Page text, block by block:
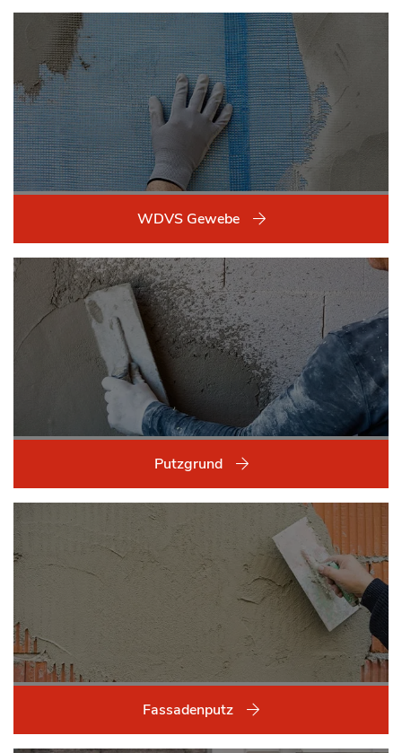
WDVS Gewebe
Putzgrund
Fassadenputz